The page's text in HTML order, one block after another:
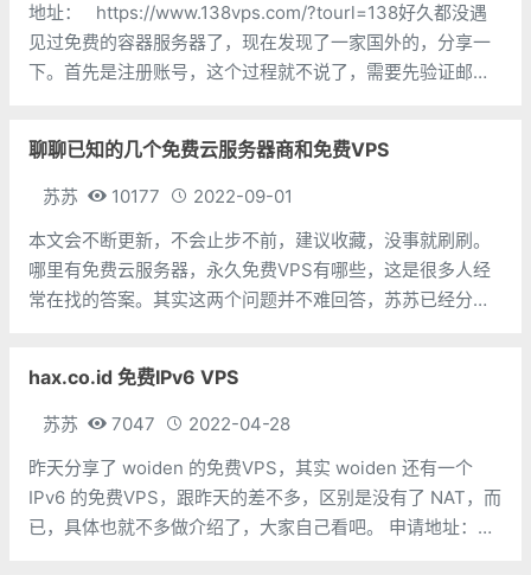
地址： https://www.138vps.com/?tourl=138好久都没遇
见过免费的容器服务器了，现在发现了一家国外的，分享一
下。首先是注册账号，这个过程就不说了，需要先验证邮
聊聊已知的几个免费云服务器商和免费VPS
苏苏 10177
2022-09-01
本文会不断更新，不会止步不前，建议收藏，没事就刷刷。
哪里有免费云服务器，永久免费VPS有哪些，这是很多人经
常在找的答案。其实这两个问题并不难回答，苏苏已经分享
分享出来。甲骨文地址：https:/
hax.co.id 免费IPv6 VPS
苏苏 7047
2022-04-28
昨天分享了 woiden 的免费VPS，其实 woiden 还有一个
IPv6 的免费VPS，跟昨天的差不多，区别是没有了 NAT，而
已，具体也就不多做介绍了，大家自己看吧。 申请地址：